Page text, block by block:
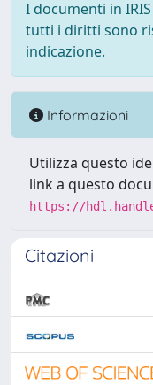
I documenti in
tutti i diritti sono
indicazione.
Informazioni
Utilizza questo
link a questo
https://
Citazioni